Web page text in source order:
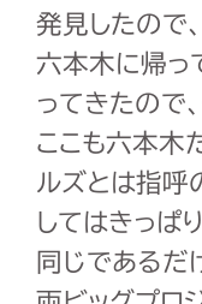
発見したので
六本木に帰っ
ってきたので
ここも六本木
ルズとは指呼
してはきっぱ
同じであるだ